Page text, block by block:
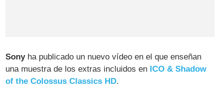
Sonyha publicado un nuevo vídeo en el que enseñan
una muestra de los extras incluidos en ICO & Shadow
of the Colossus Classics HD.